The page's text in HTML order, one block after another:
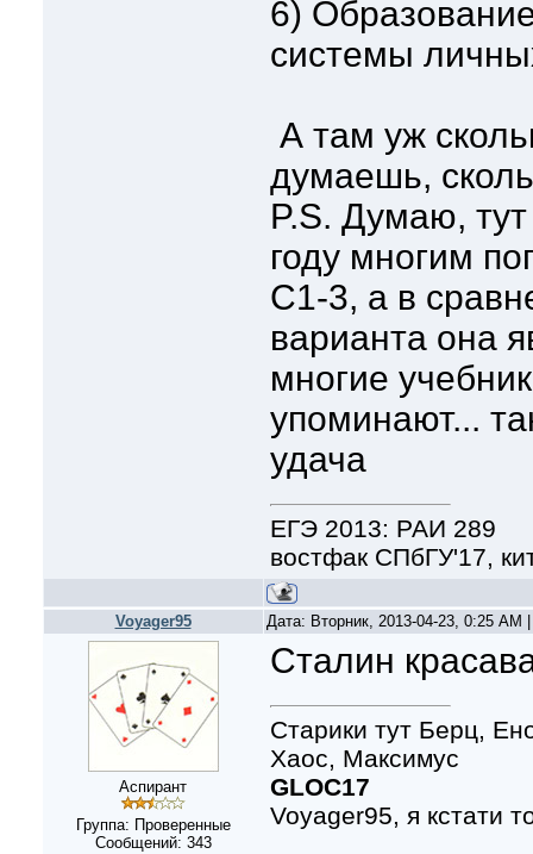
6)
системы
А там уж
думаешь,
P.S. Думаю,
году многим
С1-3, а в
варианта она
многие
упоминают...
удача
ЕГЭ 2013: РАИ 289
востфак СПбГУ'17,
Voyager95 Дата: Вторник, 2013-04-23, 0:25
Аспирант
Группа: Проверенные
Сообщений: 343
Сталин
Старики тут Берц,
Хаос, Максимус
GLOC17
Voyager95, я кстати